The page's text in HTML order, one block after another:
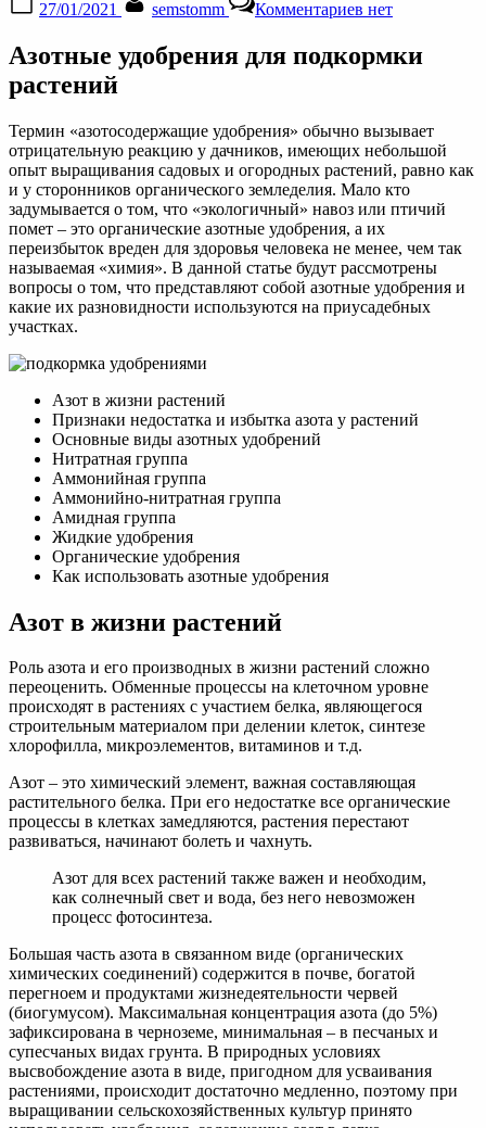
on
27/01/2021 semstomm Комментариевзаписи
удобрения:
какие
названия
с
фото)
нет
Азотные удобрения для подкормки
растений
Термин «азотосодержащие удобрения» обычно вызывает
отрицательную реакцию у дачников, имеющих небольшой
опыт выращивания садовых и огородных растений, равно как
и у сторонников органического земледелия. Мало кто
задумывается о том, что «экологичный» навоз или птичий
помет – это органические азотные удобрения, а их
переизбыток вреден для здоровья человека не менее, чем так
называемая «химия». В данной статье будут рассмотрены
вопросы о том, что представляют собой азотные удобрения и
какие их разновидности используются на приусадебных
участках.
Азот в жизни растений
Признаки недостатка и избытка азота у растений
Основные виды азотных удобрений
Нитратная группа
Аммонийная группа
Аммонийно-нитратная группа
Амидная группа
Жидкие удобрения
Органические удобрения
Как использовать азотные удобрения
Азот в жизни растений
Роль азота и его производных в жизни растений сложно
переоценить. Обменные процессы на клеточном уровне
происходят в растениях с участием белка, являющегося
строительным материалом при делении клеток, синтезе
хлорофилла, микроэлементов, витаминов и т.д.
Азот – это химический элемент, важная составляющая
растительного белка. При его недостатке все органические
процессы в клетках замедляются, растения перестают
развиваться, начинают болеть и чахнуть.
Азот для всех растений также важен и необходим,
как солнечный свет и вода, без него невозможен
процесс фотосинтеза.
Большая часть азота в связанном виде (органических
химических соединений) содержится в почве, богатой
перегноем и продуктами жизнедеятельности червей
(биогумусом). Максимальная концентрация азота (до 5%)
зафиксирована в черноземе, минимальная – в песчаных и
супесчаных видах грунта. В природных условиях
высвобождение азота в виде, пригодном для усваивания
растениями, происходит достаточно медленно, поэтому при
выращивании сельскохозяйственных культур принято